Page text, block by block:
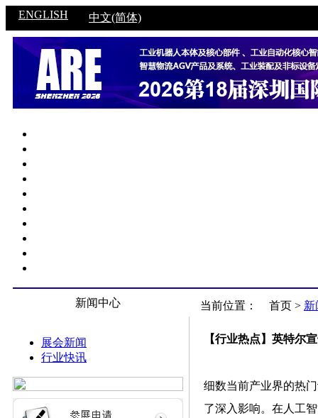
ENGLISH 中文(简体)
新闻中心
展会新闻
行业快讯
当前位置： 首页 > 新
【行业热点】英特尔
细数当前产业界的热
了深入影响。在人工